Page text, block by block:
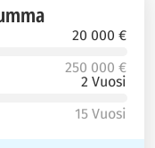
20 000 €
250 000 €
2 Vuosi
15 Vuosi